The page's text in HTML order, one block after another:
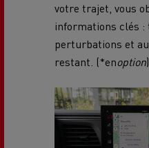
votre trajet, vous
informations clés
perturbations et
restant. (*enoption)